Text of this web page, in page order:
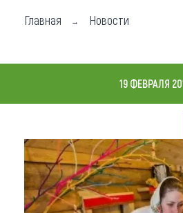
Чем заняться
Карта
Что привезти
О регионе
Главная Новости
19 ФЕВРАЛЯ